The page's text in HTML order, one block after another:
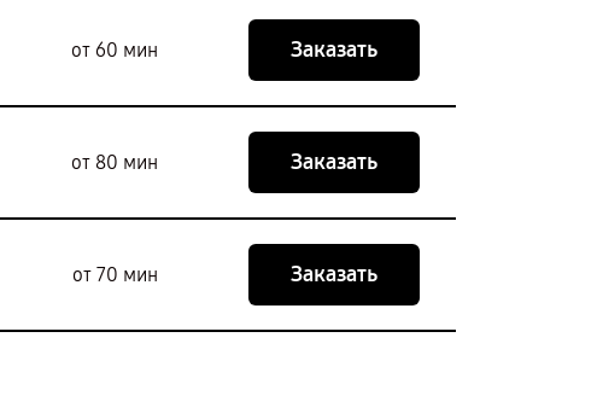
от 60 мин Заказать
от 80 мин Заказать
от 70 мин Заказать